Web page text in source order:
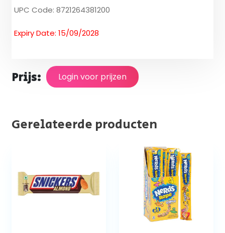
UPC Code: 8721264381200
Expiry Date: 15/09/2028
Prijs: Login voor prijzen
Gerelateerde producten